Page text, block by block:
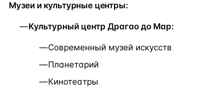
Музеи и культурные центры:
Культурный центр Драгао до Мар:
Современный музей искусств
Планетарий
Кинотеатры